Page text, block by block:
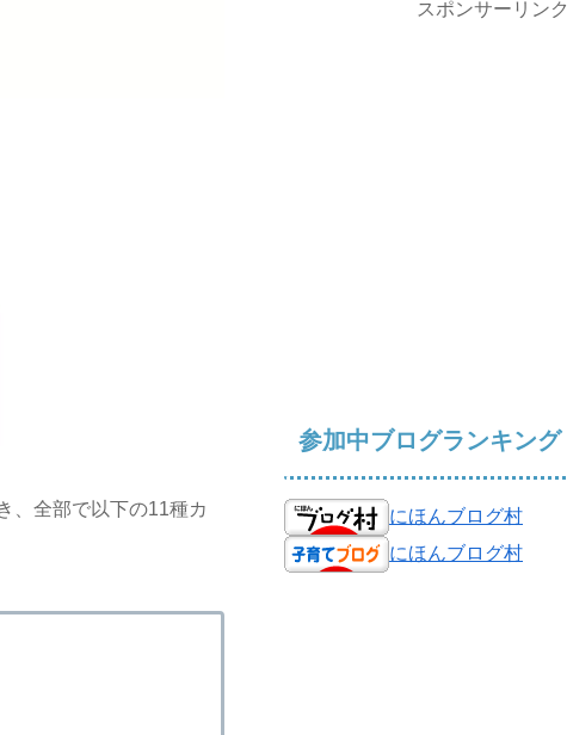
、全部で以下の11種カ
スポンサーリンク
参加中ブログランキング
にほんブログ村
にほんブログ村